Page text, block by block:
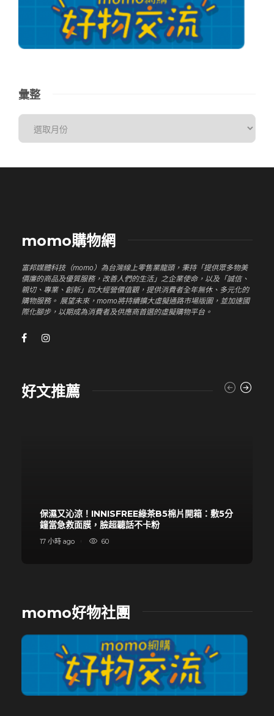
彙整
momo購物網
富邦媒體科技（momo）為台灣線上零售業龍頭，秉持「提供眾多物美
價廉的商品及優質服務，改善人們的生活」之企業使命，以及「誠信、
親切、專業、創新」四大經營價值觀，提供消費者全年無休、多元化的
購物服務。 展望未來，momo將持續擴大虛擬通路市場版圖，並加速國
際化腳步，以期成為消費者及供應商首選的虛擬購物平台。
好文推薦
保濕又沁涼！INNISFREE綠茶B5棉片開箱：敷5分
鐘當急救面膜，臉超聽話不卡粉
17 小時 ago 60
momo好物社團